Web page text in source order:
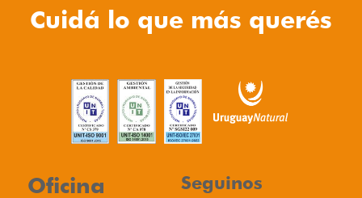
Cuidá lo que más querés
Oficina Seguinos